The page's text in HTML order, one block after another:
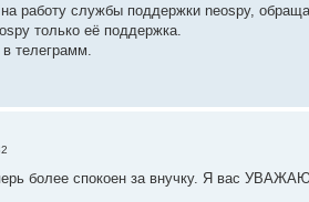
работу службы поддержки neospy,
только её поддержка.
телеграмм.
более спокоен за внучку. Я вас